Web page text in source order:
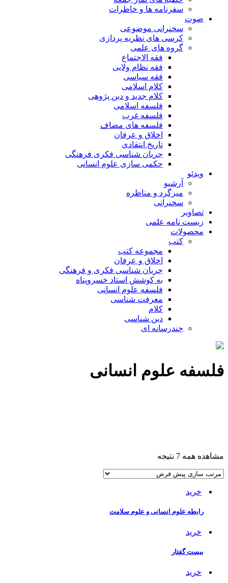
سفرنامه ها و خاطرات
صوت
سخنرانی موضوعی
کرسی های نظریه پردازی
گروه های علمی
فقه الاجتماع
فقه نظام ولایی
فقه سیاسی
کلام اسلامی
کلام جدید و دین پژوهی
فلسفه اسلامی
فلسفه غرب
فلسفه های مضاف
اخلاق و عرفان
تاریخ انتقادی
جریان شناسی فکری فرهنگی
حکمی سازی علوم انسانی
ویدئو
آرشیو
میزگرد و مناظره
سخنرانی
تصاویر
زیست نامه علمی
محصولات
کتب
مجموعه کتب
اخلاق و عرفان
جریان شناسی فکری و فرهنگی
به کوشش استاد خسروپناه
فلسفه علوم انسانی
معرفت شناسی
کلام
دین شناسی
چندرسانه ای
فلسفه علوم انسانی
مشاهده همه 7 نتیجه
خرید
رابطه علوم انسانی و علوم سلامت
خرید
بیست گفتار
خرید